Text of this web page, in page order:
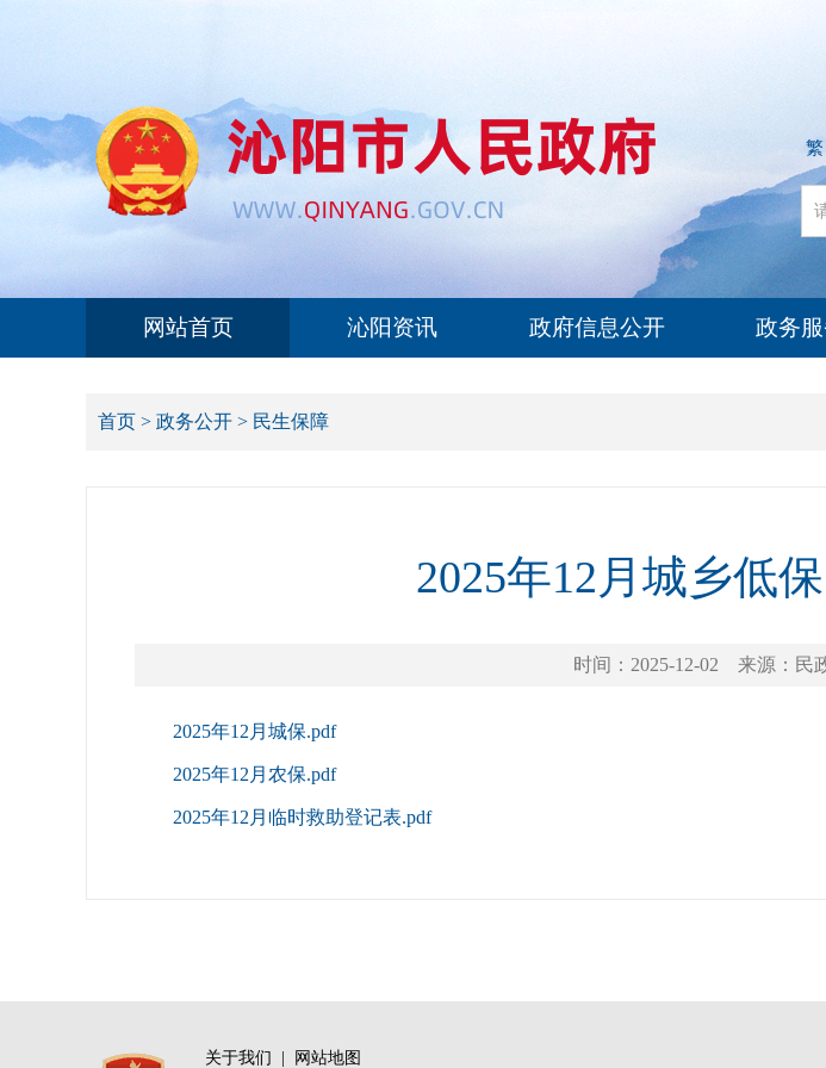
繁
网站首页 沁阳资讯 政府信息公开 政务
首页 > 政务公开 > 民生保障
2025年12月城乡低
时间：2025-12-02 来源：民
2025年12月城保.pdf
2025年12月农保.pdf
2025年12月临时救助登记表.pdf
关于我们 网站地图